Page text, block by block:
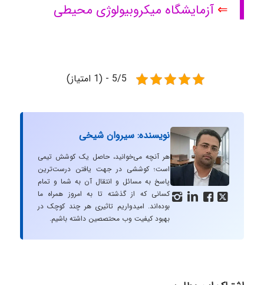
⇐ آزمایشگاه میکروبیولوژی محیطی
5/5 - (1 امتیاز)
   
نویسنده: سیروان شیخی
هر آنچه می‌خوانید، حاصل یک کوشش تیمی
است؛ کوششی در جهت یافتن درست‌ترین
پاسخ به مسائل و انتقال آن به شما و تمام
کسانی که از گذشته تا به امروز همراه ما
بوده‌اند. امیدواریم تاثیری هر چند کوچک در
بهبود کیفیت وب محتصصین داشته باشیم.